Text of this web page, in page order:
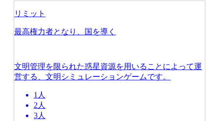
リミット
最高権力者となり、国を導く
文明管理を限られた惑星資源を用いることによって運
営する、文明シミュレーションゲームです。
1人
2人
3人